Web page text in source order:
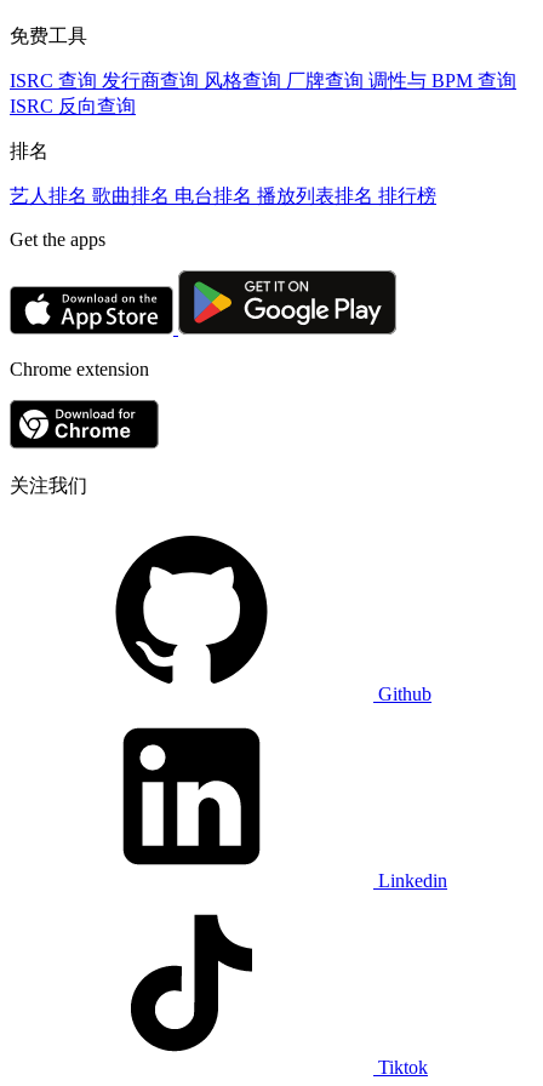
免费工具
ISRC 查询 发行商查询 风格查询 厂牌查询 调性与 BPM 查询
ISRC 反向查询
排名
艺人排名 歌曲排名 电台排名 播放列表排名 排行榜
Get the apps
Chrome extension
关注我们
Github
Linkedin
Tiktok